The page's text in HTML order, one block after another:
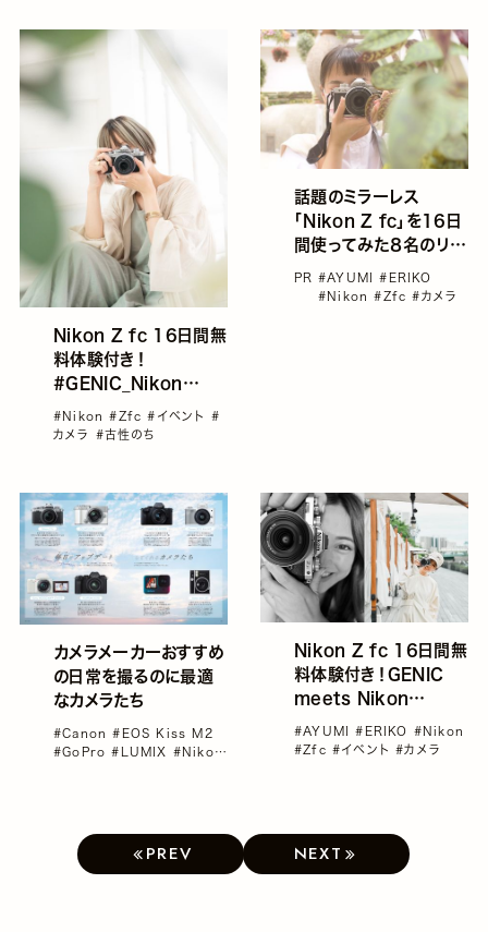
Nikon Z fc 16日間無
料体験付き！
#GENIC_Nikon
vol.8 “古性のち初心者
カメラ教室”参加者募集
#Nikon#Zfc#イベント #
カメラ #古性のち
話題のミラーレス
「Nikon Z fc」を16日
間使ってみた８名のリア
PR #AYUMI#ERIKO
#Nikon#Zfc#カメラ
カメラメーカーおすすめ
の日常を撮るのに最適
なカメラたち
#Canon#EOS Kiss M2
#GoPro#LUMIX #Nikon
Nikon Z fc 16日間無
料体験付き！GENIC
meets Nikon
MEETUP参加者募集
#AYUMI#ERIKO #Nikon
#Zfc #イベント#カメラ